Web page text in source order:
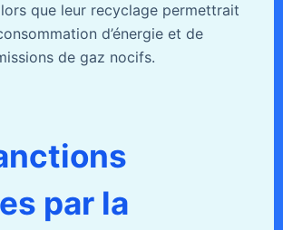
que leur recyclage permettrait
d’énergie et de
de gaz nocifs.
par la